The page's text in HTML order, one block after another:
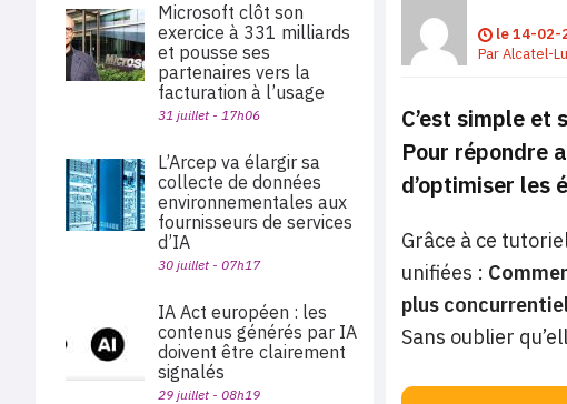
le14-02-
ParAlcatel-
C’est simple
Pour répondre
d’optimiser les
Grâce à ce
unifiées :
plus
Sans oublier
Microsoft clôt son
exercice à 331 milliards
et pousse ses
partenaires vers la
facturation à l’usage
31 juillet - 17h06
L’Arcep va élargir sa
collecte de données
environnementales aux
fournisseurs de services
d’IA
30 juillet - 07h17
IA Act européen : les
contenus générés par IA
doivent être clairement
signalés
29 juillet - 08h19